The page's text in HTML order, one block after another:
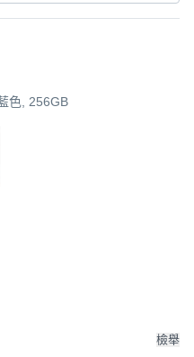
色, 256GB
檢舉